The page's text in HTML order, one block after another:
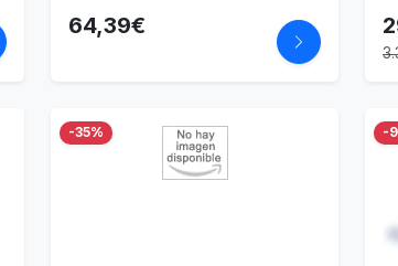
64,39€
-35% -